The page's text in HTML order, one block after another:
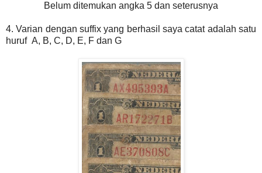
Belum ditemukan angka 5 dan seterusnya
4. Varian dengan suffix yang berhasil saya catat adalah satu
huruf A, B, C, D, E, F dan G